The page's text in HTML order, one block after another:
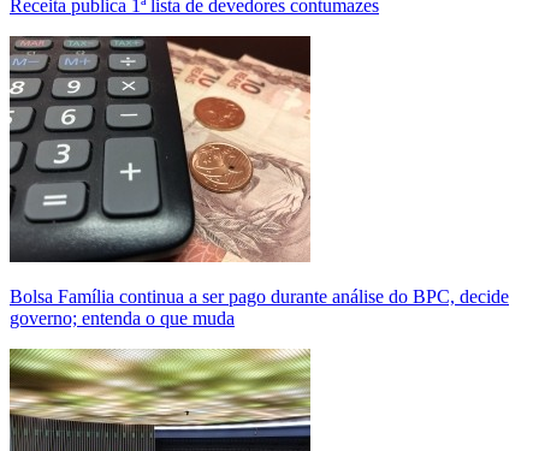
Receita publica 1ª lista de devedores contumazes
Bolsa Família continua a ser pago durante análise do BPC, decide
governo; entenda o que muda